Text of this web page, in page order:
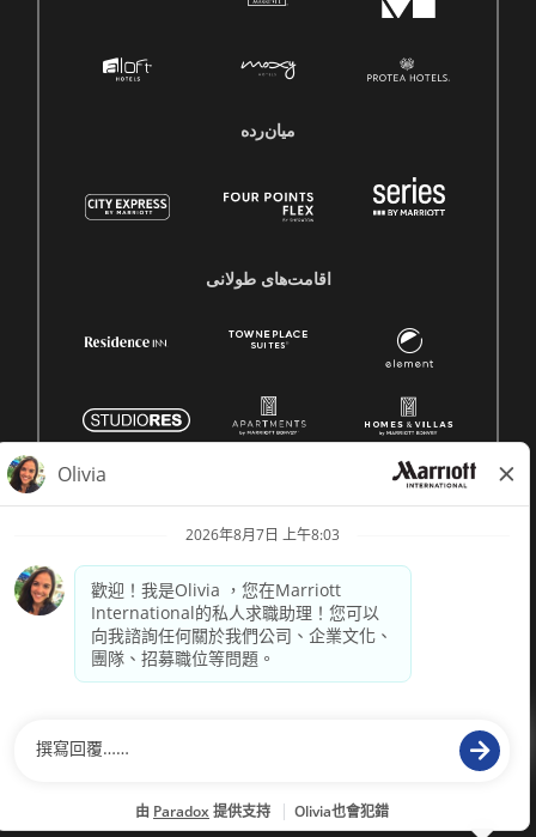
میان‌رده
اقامت‌های طولانی
2026 萬豪國際集團保留所有權利。萬豪專有資訊
paradox.ai